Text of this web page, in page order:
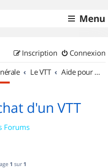
Menu
Connexion
Inscription
Le VTT Aide pour l'achat d'un VTT
d'un VTT
Forums
1 sur 1